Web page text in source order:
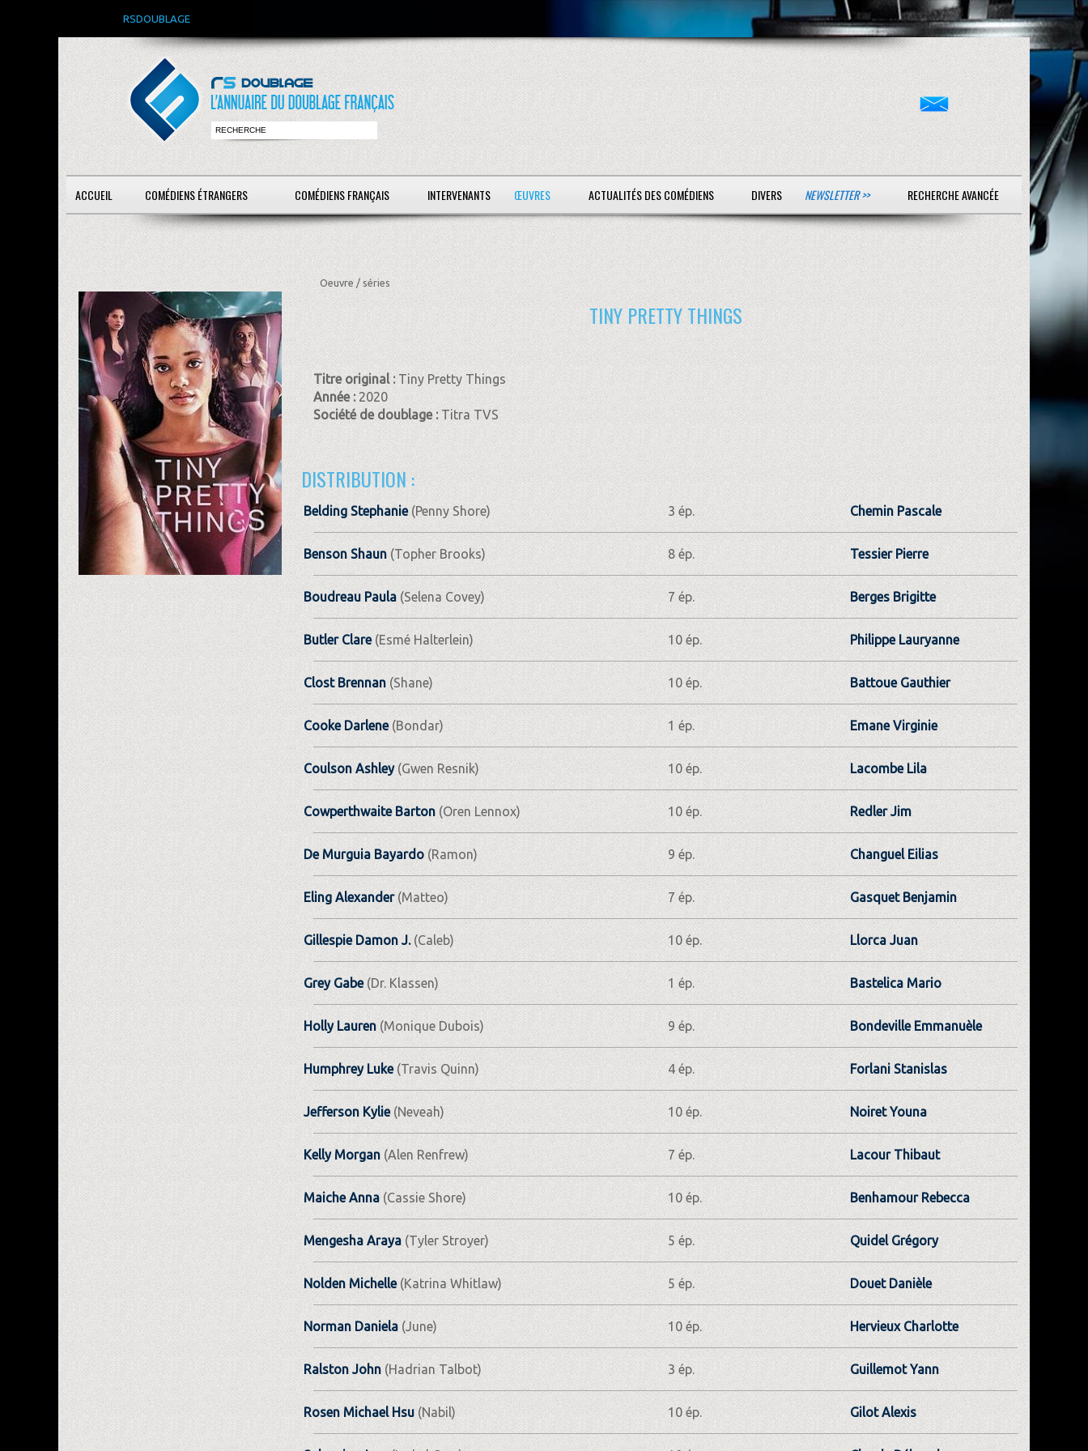
RSDOUBLAGE
ACCUEIL COMÉDIENS ÉTRANGERS COMÉDIENS FRANÇAIS INTERVENANTS ŒUVRES ACTUALITÉS DES COMÉDIENS DIVERS NEWSLETTER >> RECHERCHE AVANCÉE
Oeuvre / séries
TINY PRETTY THINGS
Titre original :Tiny Pretty Things
Année :2020
Société de doublage :Titra TVS
DISTRIBUTION :
Belding Stephanie(Penny Shore) 3 ép. Chemin Pascale
Benson Shaun(Topher Brooks) 8 ép. Tessier Pierre
Boudreau Paula(Selena Covey) 7 ép. Berges Brigitte
Butler Clare(Esmé Halterlein) 10 ép. Philippe Lauryanne
Clost Brennan(Shane) 10 ép. Battoue Gauthier
Cooke Darlene(Bondar) 1 ép. Emane Virginie
Coulson Ashley(Gwen Resnik) 10 ép. Lacombe Lila
Cowperthwaite Barton (Oren Lennox) 10 ép. Redler Jim
De Murguia Bayardo(Ramon) 9 ép. Changuel Eilias
Eling Alexander(Matteo) 7 ép. Gasquet Benjamin
Gillespie Damon J.(Caleb) 10 ép. Llorca Juan
Grey Gabe(Dr. Klassen) 1 ép. Bastelica Mario
Holly Lauren(Monique Dubois) 9 ép. Bondeville Emmanuèle
Humphrey Luke(Travis Quinn) 4 ép. Forlani Stanislas
Jefferson Kylie(Neveah) 10 ép. Noiret Youna
Kelly Morgan (Alen Renfrew) 7 ép. Lacour Thibaut
Maiche Anna (Cassie Shore) 10 ép. Benhamour Rebecca
Mengesha Araya(Tyler Stroyer) 5 ép. Quidel Grégory
Nolden Michelle(Katrina Whitlaw) 5 ép. Douet Danièle
Norman Daniela(June) 10 ép. Hervieux Charlotte
Ralston John(Hadrian Talbot) 3 ép. Guillemot Yann
Rosen Michael Hsu(Nabil) 10 ép. Gilot Alexis